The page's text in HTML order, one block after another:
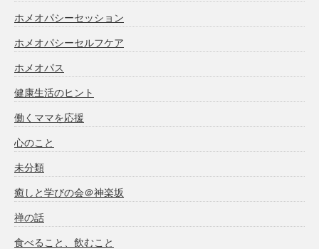
ホメオパシーセッション
ホメオパシーセルフケア
ホメオパス
健康生活のヒント
働くママを応援
心のこと
未分類
癒しと学びの会＠神楽坂
禅の話
食べること、飲むこと